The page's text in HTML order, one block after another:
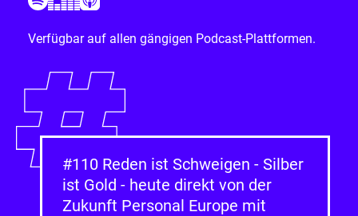
Verfügbar auf allen gängigen Podcast-Plattformen.
#110 Reden ist Schweigen - Silber
ist Gold - heute direkt von der
Zukunft Personal Europe mit